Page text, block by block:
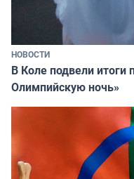
НОВОСТИ
В Коле подвели итоги
Олимпийскую ночь»